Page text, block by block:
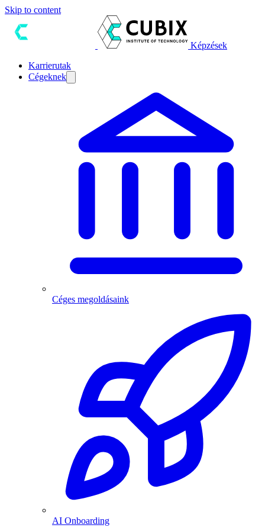
Skip to content
Képzések
Karrierutak
Cégeknek
Céges megoldásaink
AI Onboarding